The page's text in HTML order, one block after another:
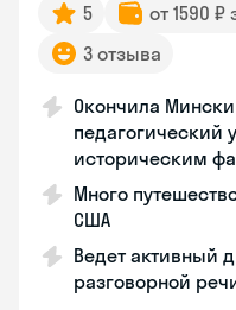
5 от 1590 ₽
3 отзыва
Окончила
педагогический
историческим
Много
США
Ведет активный
разговорной